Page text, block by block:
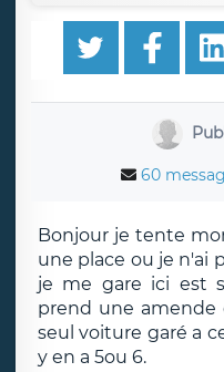
60
Bonjour je tente
une place ou je n'ai
je me gare ici est
prend une amende
seul voiture garé a
y en a 5ou 6.